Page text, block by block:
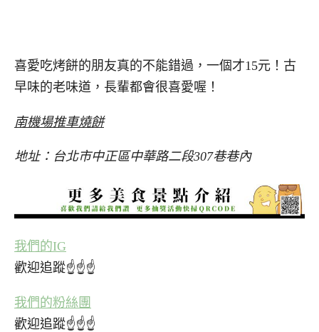
喜愛吃烤餅的朋友真的不能錯過，一個才15元！古
早味的老味道，長輩都會很喜愛喔！
南機場推車燒餅
地址：台北市中正區中華路二段307巷巷內
我們的IG
歡迎追蹤☝☝☝
我們的粉絲團
歡迎追蹤☝☝☝